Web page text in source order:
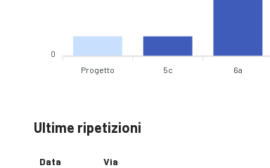
0
Progetto 5c 6a
Ultime ripetizioni
Data Via